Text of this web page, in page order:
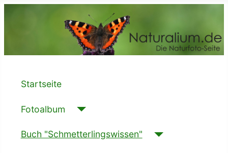
Startseite
Fotoalbum
Buch "Schmetterlingswissen"